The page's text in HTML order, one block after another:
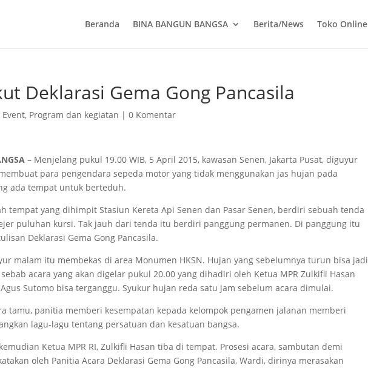
Beranda BINA BANGUN BANGSA Berita/News Toko Online
Deklarasi Gema Gong Pancasila
Event, Program dan kegiatan |0 Komentar
– Menjelang pukul 19.00 WIB, 5 April 2015, kawasan Senen, Jakarta Pusat, diguyur
para pengendara sepeda motor yang tidak menggunakan jas hujan pada
ada tempat untuk berteduh.
tempat yang dihimpit Stasiun Kereta Api Senen dan Pasar Senen, berdiri sebuah tenda
puluhan kursi. Tak jauh dari tenda itu berdiri panggung permanen. Di panggung itu
Deklarasi Gema Gong Pancasila.
malam itu membekas di area Monumen HKSN. Hujan yang sebelumnya turun bisa jadi
acara yang akan digelar pukul 20.00 yang dihadiri oleh Ketua MPR Zulkifli Hasan
Sutomo bisa terganggu. Syukur hujan reda satu jam sebelum acara dimulai.
tamu, panitia memberi kesempatan kepada kelompok pengamen jalanan memberi
lagu-lagu tentang persatuan dan kesatuan bangsa.
Ketua MPR RI, Zulkifli Hasan tiba di tempat. Prosesi acara, sambutan demi
oleh Panitia Acara Deklarasi Gema Gong Pancasila, Wardi, dirinya merasakan